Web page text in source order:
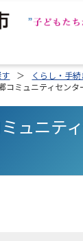
くらし・手続
コミュニティセンタ
ュニテ